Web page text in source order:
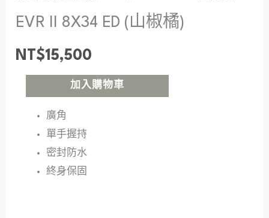
EVR II 8X34 ED (山椒橘)
NT$15,500
加入購物車
廣角
單手握持
密封防水
終身保固